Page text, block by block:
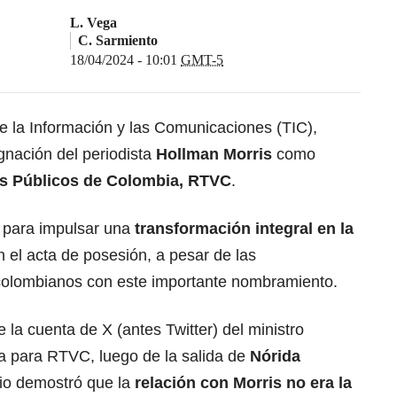
L. Vega
C. Sarmiento
18/04/2024 - 10:01 GMT-5
la Información y las Comunicaciones (TIC),
del periodista Hollman Morris como
Públicos de Colombia, RTVC.
impulsar una transformación integral en la
el acta de posesión, a pesar de las
con este importante nombramiento.
la cuenta de X (antes Twitter) del ministro
para RTVC, luego de la salida de Nórida
demostró que la relación con Morris no era la